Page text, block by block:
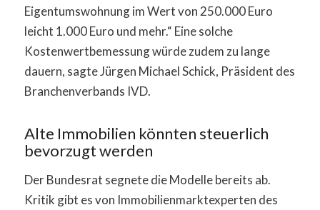
Eigentumswohnung im Wert von 250.000 Euro
leicht 1.000 Euro und mehr.“ Eine solche
Kostenwertbemessung würde zudem zu lange
dauern, sagte Jürgen Michael Schick, Präsident des
Branchenverbands IVD.
Alte Immobilien könnten steuerlich
bevorzugt werden
Der Bundesrat segnete die Modelle bereits ab.
Kritik gibt es von Immobilienmarktexperten des